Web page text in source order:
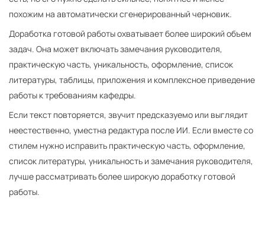
похожим на автоматически сгенерированный черновик.
Доработка готовой работы охватывает более широкий объем
задач. Она может включать замечания руководителя,
практическую часть, уникальность, оформление, список
литературы, таблицы, приложения и комплексное приведение
работы к требованиям кафедры.
Если текст повторяется, звучит предсказуемо или выглядит
неестественно, уместна редактура после ИИ. Если вместе со
стилем нужно исправить практическую часть, оформление,
список литературы, уникальность и замечания руководителя,
лучше рассматривать более широкую доработку готовой
работы.